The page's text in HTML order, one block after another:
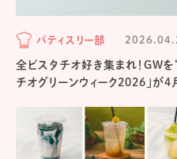
パティスリー部
全ピスタチオ好き集まれ！GW
チオグリーンウィーク2026」が4